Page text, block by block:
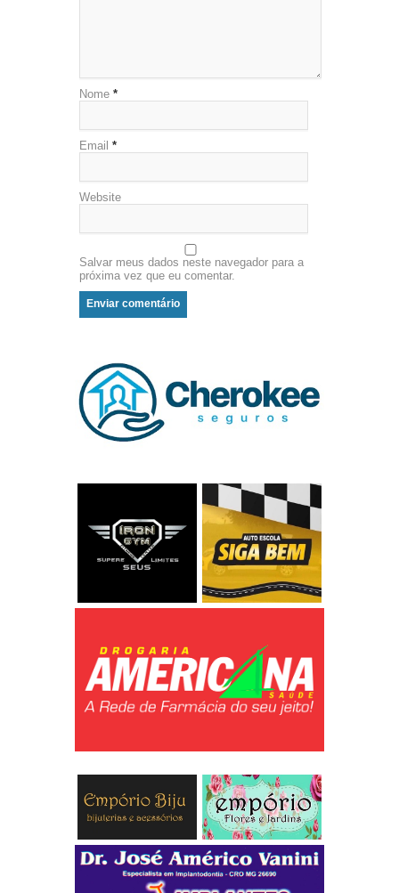
Nome *
Email *
Website
Salvar meus dados neste navegador para a
próxima vez que eu comentar.